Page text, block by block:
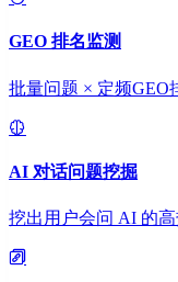
GEO 排名监测
批量问题 × 定频GEO
AI 对话问题挖掘
挖出用户会问 AI 的